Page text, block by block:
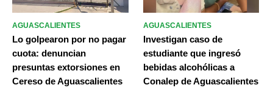
AGUASCALIENTES
Lo golpearon por no pagar
cuota: denuncian
presuntas extorsiones en
Cereso de Aguascalientes
AGUASCALIENTES
Investigan caso de
estudiante que ingresó
bebidas alcohólicas a
Conalep de Aguascalientes